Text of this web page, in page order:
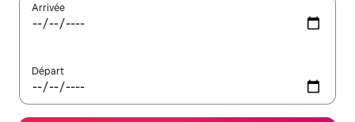
Arrivée
Départ